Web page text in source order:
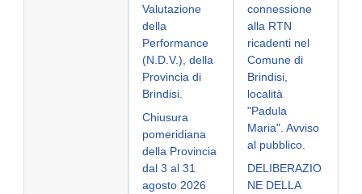
Valutazione
della
Performance
(N.D.V.), della
Provincia di
Brindisi.
Chiusura
pomeridiana
della Provincia
dal 3 al 31
agosto 2026
connessione
alla RTN
ricadenti nel
Comune di
Brindisi,
località
"Padula
Maria". Avviso
al pubblico.
DELIBERAZIO
NE DELLA